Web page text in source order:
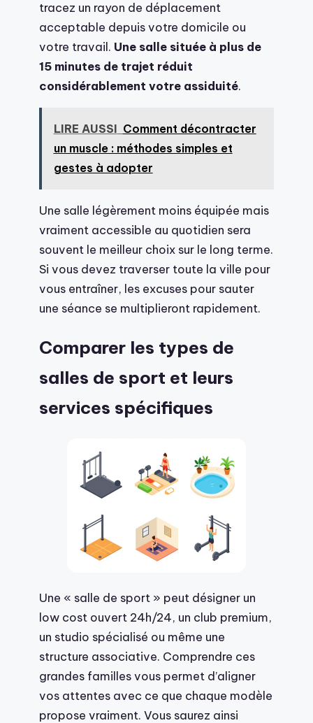
tracez un rayon de déplacement
acceptable depuis votre domicile ou
votre travail. Une salle située à plus de
15 minutes de trajet réduit
considérablement votre assiduité.
LIRE AUSSI Comment décontracter
un muscle : méthodes simples et
gestes à adopter
Une salle légèrement moins équipée mais
vraiment accessible au quotidien sera
souvent le meilleur choix sur le long terme.
Si vous devez traverser toute la ville pour
vous entraîner, les excuses pour sauter
une séance se multiplieront rapidement.
Comparer les types de
salles de sport et leurs
services spécifiques
Une « salle de sport » peut désigner un
low cost ouvert 24h/24, un club premium,
un studio spécialisé ou même une
structure associative. Comprendre ces
grandes familles vous permet d’aligner
vos attentes avec ce que chaque modèle
propose vraiment. Vous saurez ainsi